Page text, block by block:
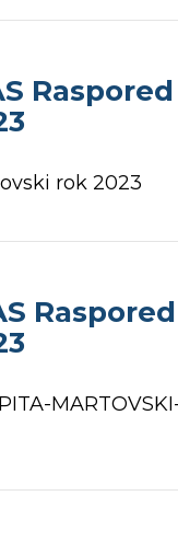
rok 2023